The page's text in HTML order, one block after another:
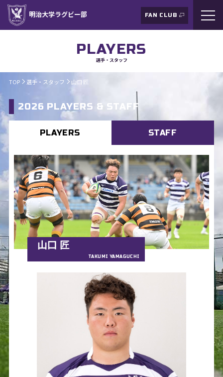
明治大学ラグビー部 FAN CLUB
PLAYERS
選手・スタッフ
TOP 選手・スタッフ 山口 匠
2026 PLAYERS & STAFF
PLAYERS STAFF
山口 匠
TAKUMI YAMAGUCHI